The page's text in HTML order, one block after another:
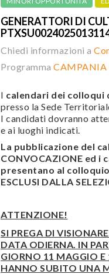
GENERATTORI DI
Chiedi informazioni a
Programma CAMPANIA
I calendari dei colloqui
presso la Sede
I candidati dovranno
e ai luoghi indicati.
La pubblicazione del
CONVOCAZIONE ed i
presentano al
ESCLUSI DALLA
ATTENZIONE!
SI PREGA DI
DATA ODIERNA. IN
GIORNO 11 MAGGIO E
HANNO SUBITO UNA